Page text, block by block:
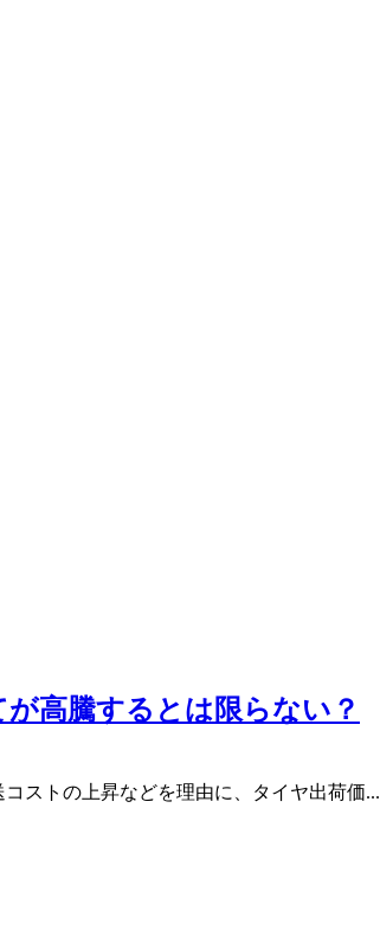
高騰するとは限らない？
ストの上昇などを理由に、タイヤ出荷価...